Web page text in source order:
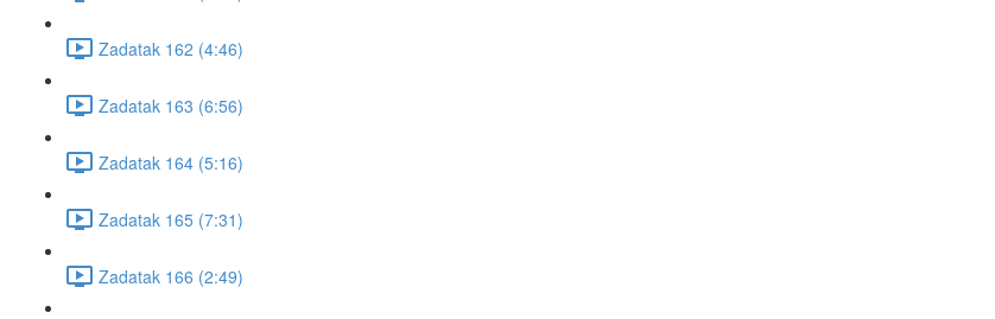
Zadatak 162 (4:46)
Zadatak 163 (6:56)
Zadatak 164 (5:16)
Zadatak 165 (7:31)
Zadatak 166 (2:49)